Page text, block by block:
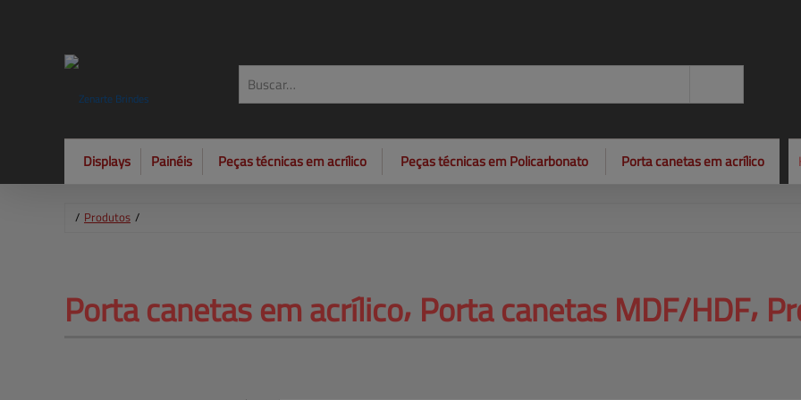
Displays Painéis Peças técnicas em acrílico Peças técnicas em Policarbonato Porta canetas em acrílico
/ Produtos /
Porta canetas em acrílico⸴ Porta canetas MDF/HDF⸴